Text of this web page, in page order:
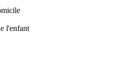
l'enfant